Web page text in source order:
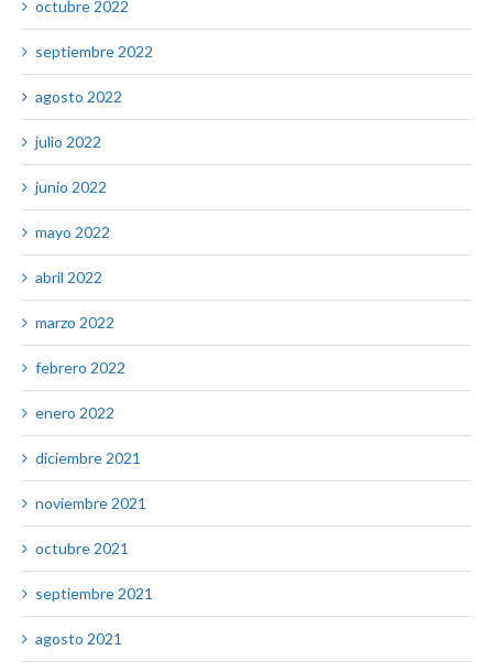
octubre 2022
septiembre 2022
agosto 2022
julio 2022
junio 2022
mayo 2022
abril 2022
marzo 2022
febrero 2022
enero 2022
diciembre 2021
noviembre 2021
octubre 2021
septiembre 2021
agosto 2021